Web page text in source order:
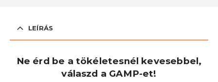
LEÍRÁS
Ne érd be a tökéletesnél kevesebbel,
válaszd a GAMP-et!